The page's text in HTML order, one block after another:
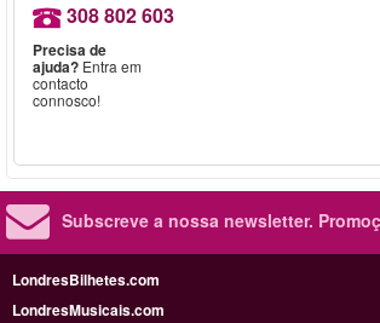
308 802 603
Precisa de
ajuda? Entra em
contacto
connosco!
Subscreve a nossa newsletter.
LondresBilhetes.com
LondresMusicais.com